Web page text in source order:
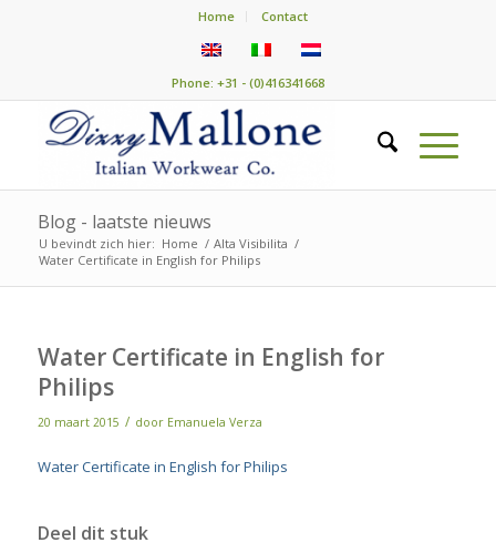
Home Contact
Phone: +31 - (0)416341668
Blog - laatste nieuws
U bevindt zich hier: Home / Alta Visibilita /
Water Certificate in English for Philips
Water Certificate in English for
Philips
20 maart 2015 / door Emanuela Verza
Water Certificate in English for Philips
Deel dit stuk